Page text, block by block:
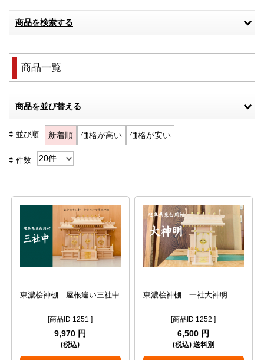
商品を検索する
商品一覧
商品を並び替える
並び順 新着順 価格が高い 価格が安い
件数
東濃桧神棚 屋根違い三社中
[商品ID 1251 ]
9,970 円
(税込)
東濃桧神棚 一社大神明
[商品ID 1252 ]
6,500 円
(税込) 送料別